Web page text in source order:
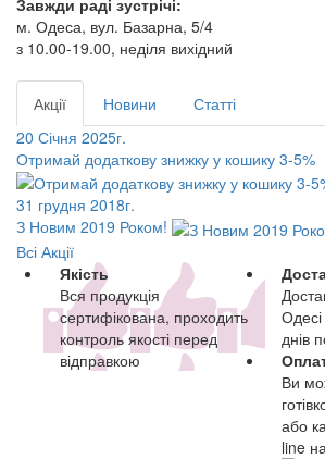
Завжди раді зустрічі:
м. Одеса, вул. Базарна, 5/4
з 10.00-19.00, неділя вихідний
Акції Новини
Статті
20 Січня 2025г.
Отримай додаткову знижку у кошику 3-5%
31 грудня 2018г.
З Новим 2019 Роком!
Всі Акції
Якість
Вся продукція
сертифікована, проходить
контроль якості перед
відправкою
днів
Ви
або
line